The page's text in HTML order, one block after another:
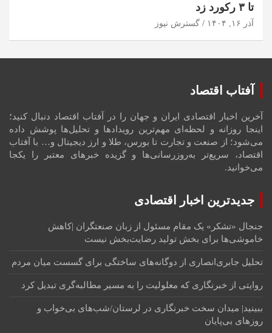
تا ۳ رکورد زد
آذر ۱۶, ۱۴۰۴ گسترش نیوز
آفتاب اقتصاد
آخرین اخبار اقتصادی ایران و جهان را در آفتاب اقتصاد دنبال کنید؛
اینجا روزانه و لحظه‌ای مهم‌ترین رویدادها و تحلیل‌ها پوشش داده
می‌شود؛ از صنعت و تجارت تا بورس، طلا و ارز دیجیتال و… با آفتاب
اقتصاد، سریع‌تر به‌روزرسانی‌ها و گزیده خبرهای معتبر را یکجا
می‌خوانید.
جدیدترین اخبار اقتصادی
جنجال «تشکر» یک مقام مسئول از زبان صنعتگران |کاهش
خاموشی‌ها برای بخش تولید رضایت‌بخش نیست
تحلیل جابری‌انصاری از دوگانه‌های ساختگی ‌برای گسست میان مردم
روایتی از خبرنگاری که معلولیت را به مسیر مطالبه‌گری تبدیل کرد
ببینید| میدان سخت خبرنگاری در لرستان/‌شب‌های بی‌خواب و
روزهای بی‌پایان